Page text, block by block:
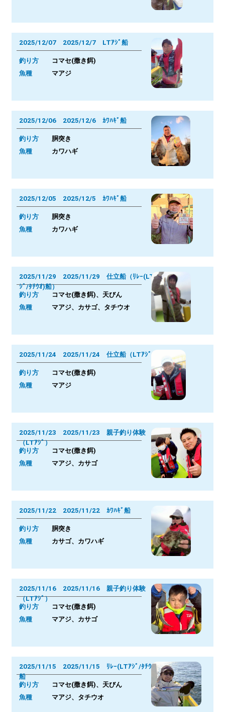
2025/12/07 2025/12/7 LTｱｼﾞ船
釣り方
コマセ(撒き餌)
魚種 マアジ
2025/12/06 2025/12/6 ｶﾜﾊｷﾞ船
釣り方 胴突き
魚種 カワハギ
2025/12/05 2025/12/5 ｶﾜﾊｷﾞ船
釣り方 胴突き
魚種 カワハギ
2025/11/29 2025/11/29 仕立船（ﾘﾚｰ(LTｱ
ｼﾞ/ﾀﾁｳｵ)船）
釣り方
コマセ(撒き餌)、天びん
魚種 マアジ、カサゴ、タチウオ
2025/11/24 2025/11/24 仕立船（LTｱｼﾞ）
釣り方
コマセ(撒き餌)
魚種 マアジ
2025/11/23 2025/11/23 親子釣り体験
（LTｱｼﾞ）
釣り方
コマセ(撒き餌)
魚種 マアジ、カサゴ
2025/11/22 2025/11/22 ｶﾜﾊｷﾞ船
釣り方 胴突き
魚種 カサゴ、カワハギ
2025/11/16 2025/11/16 親子釣り体験
（LTｱｼﾞ）
釣り方
コマセ(撒き餌)
魚種 マアジ、カサゴ
2025/11/15 2025/11/15 ﾘﾚｰ(LTｱｼﾞ/ﾀﾁｳｵ)
船
釣り方
コマセ(撒き餌)、天びん
魚種 マアジ、タチウオ